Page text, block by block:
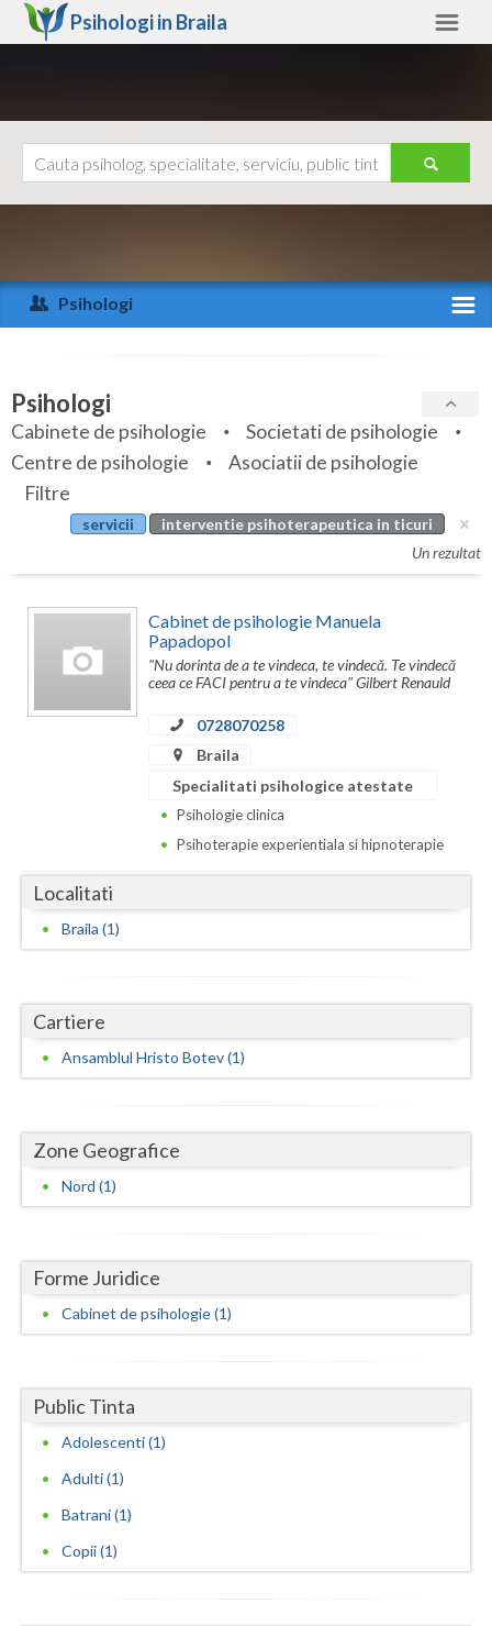
Psihologi in Braila
Arad
Arges
Bihor
Bistrita-Nasaud
Botosani
Buzau
Covasna
Dambovita
Galati
Giurgiu
Hunedoara
Iasi
Ilfov
Maramures
Mehedinti
Mures
Neamt
Olt
Ajutor
Psihologi
Specialitati
Servicii
Articole
Evenimente
Cabinet
Psihologi
Cabinete de psihologie
Societati de psihologie
Centre de psihologie
Asociatii de psihologie
Filtre
servicii
interventie psihoterapeutica in ticuri
Un rezultat
Cabinet de psihologie Manuela
Papadopol
"Nu dorinta de a te vindeca, te vindecă. Te vindecă
ceea ce FACI pentru a te vindeca" Gilbert Renauld
0728070258
Braila
Specialitati psihologice atestate
Psihologie clinica
Psihoterapie experientiala si hipnoterapie
Localitati
Braila (1)
Cartiere
Ansamblul Hristo Botev (1)
Zone Geografice
Nord (1)
Forme Juridice
Cabinet de psihologie (1)
Public Tinta
Adolescenti (1)
Adulti (1)
Batrani (1)
Copii (1)